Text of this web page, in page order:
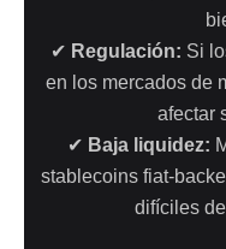
✔ Regulación: Si
en los mercados de
afectar
✔ Baja liquidez:
stablecoins fiat-
difíciles